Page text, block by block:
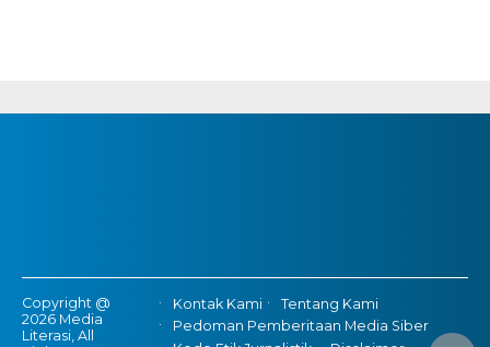
Copyright @
2026 Media
Literasi, All
Kontak Kami
Tentang Kami
Pedoman Pemberitaan Media Siber